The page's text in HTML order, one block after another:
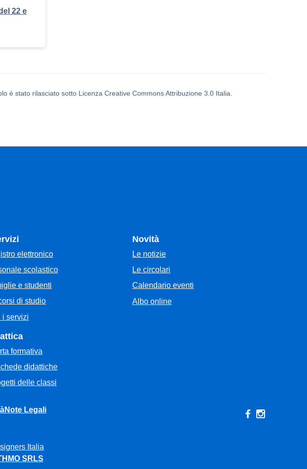
22 e
è stato rilasciato sotto Licenza Creative Commons Attribuzione 3.0 Italia.
elettronico
scolastico
e studenti
di studio
i servizi
formativa
didattiche
delle classi
Novità
Le notizie
Le circolari
Calendario eventi
Albo online
Note Legali
Italia
SRLS